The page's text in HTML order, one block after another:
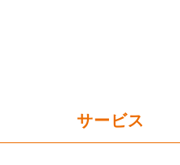
オフィスパー
サービス